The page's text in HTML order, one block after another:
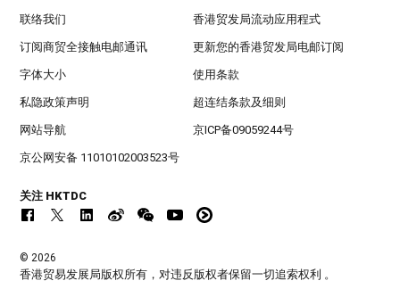
联络我们 香港贸发局流动应用程式
订阅商贸全接触电邮通讯 更新您的香港贸发局电邮订阅
字体大小 使用条款
私隐政策声明 超连结条款及细则
网站导航 京ICP备09059244号
京公网安备 11010102003523号
关注 HKTDC
© 2026
香港贸易发展局版权所有，对违反版权者保留一切追索权利 。